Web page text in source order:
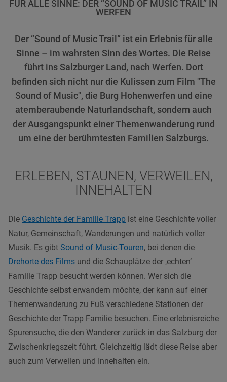
FÜR ALLE SINNE: DER “SOUND OF MUSIC TRAIL” IN
WERFEN
Der “Sound of Music Trail“ ist ein Erlebnis für alle
Sinne – im wahrsten Sinn des Wortes. Die Reise
führt ins Salzburger Land, nach Werfen. Dort
befinden sich nicht nur die Kulissen zum Film "The
Sound of Music", die Burg Hohenwerfen und eine
atemberaubende Naturlandschaft, sondern auch
der Ausgangspunkt einer Themenwanderung rund
um eine der berühmtesten Familien Salzburgs.
ERLEBEN, STAUNEN, VERWEILEN,
INNEHALTEN
Die Geschichte der Familie Trapp ist eine Geschichte voller
Natur, Gemeinschaft, Wanderungen und natürlich voller
Musik. Es gibt Sound of Music-Touren, bei denen die
Drehorte des Films und die Schauplätze der ‚echten‘
Familie Trapp besucht werden können. Wer sich die
Geschichte selbst erwandern möchte, der kann auf einer
Themenwanderung zu Fuß verschiedene Stationen der
Geschichte der Trapp Familie besuchen. Eine erlebnisreiche
Spurensuche, die den Wanderer zurück in das Salzburg der
Zwischenkriegszeit führt. Gleichzeitig lädt diese Reise aber
auch zum Verweilen und Innehalten ein.